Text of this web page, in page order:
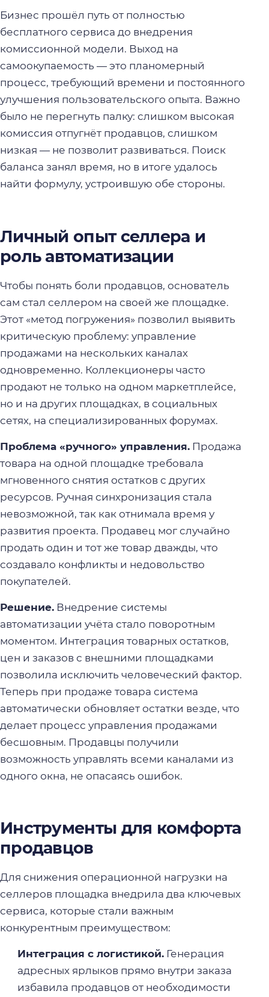
Бизнес прошёл путь от полностью
бесплатного сервиса до внедрения
комиссионной модели. Выход на
самоокупаемость — это планомерный
процесс, требующий времени и постоянного
улучшения пользовательского опыта. Важно
было не перегнуть палку: слишком высокая
комиссия отпугнёт продавцов, слишком
низкая — не позволит развиваться. Поиск
баланса занял время, но в итоге удалось
найти формулу, устроившую обе стороны.
Личный опыт селлера и
роль автоматизации
Чтобы понять боли продавцов, основатель
сам стал селлером на своей же площадке.
Этот «метод погружения» позволил выявить
критическую проблему: управление
продажами на нескольких каналах
одновременно. Коллекционеры часто
продают не только на одном маркетплейсе,
но и на других площадках, в социальных
сетях, на специализированных форумах.
Проблема «ручного» управления. Продажа
товара на одной площадке требовала
мгновенного снятия остатков с других
ресурсов. Ручная синхронизация стала
невозможной, так как отнимала время у
развития проекта. Продавец мог случайно
продать один и тот же товар дважды, что
создавало конфликты и недовольство
покупателей.
Решение. Внедрение системы
автоматизации учёта стало поворотным
моментом. Интеграция товарных остатков,
цен и заказов с внешними площадками
позволила исключить человеческий фактор.
Теперь при продаже товара система
автоматически обновляет остатки везде, что
делает процесс управления продажами
бесшовным. Продавцы получили
возможность управлять всеми каналами из
одного окна, не опасаясь ошибок.
Инструменты для комфорта
продавцов
Для снижения операционной нагрузки на
селлеров площадка внедрила два ключевых
сервиса, которые стали важным
конкурентным преимуществом:
Интеграция с логистикой.Генерация
адресных ярлыков прямо внутри заказа
избавила продавцов от необходимости